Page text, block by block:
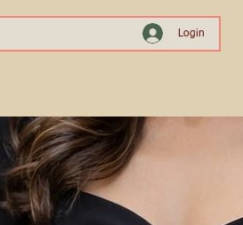
Login